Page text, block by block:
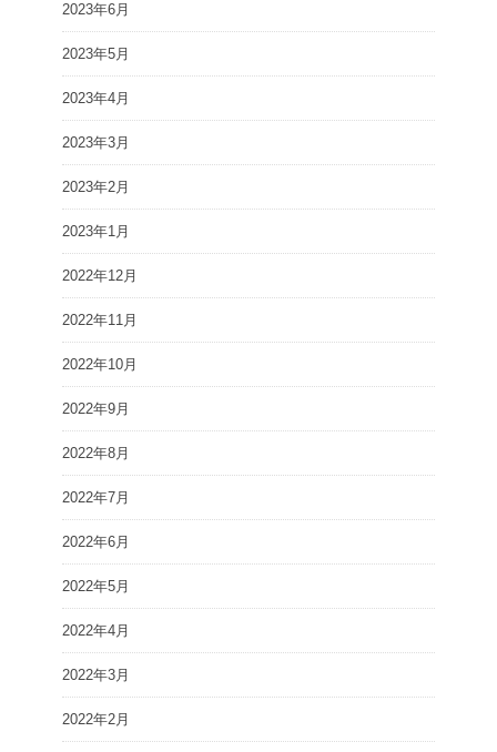
2023年6月
2023年5月
2023年4月
2023年3月
2023年2月
2023年1月
2022年12月
2022年11月
2022年10月
2022年9月
2022年8月
2022年7月
2022年6月
2022年5月
2022年4月
2022年3月
2022年2月